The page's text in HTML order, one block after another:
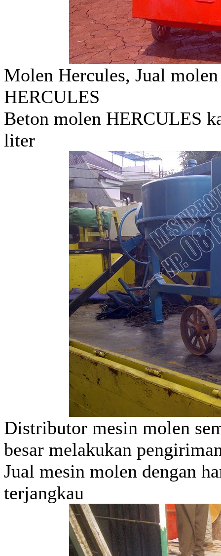
Molen Hercules, Jual
HERCULES
Beton molen HERCULES
liter
Distributor mesin molen
besar melakukan
Jual mesin molen dengan
terjangkau